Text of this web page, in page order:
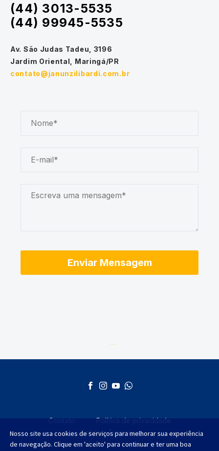
(44) 3013-5535
(44) 99945-5535
Av. São Judas Tadeu, 3196
Jardim Oriental, Maringá/PR
contato@janunzilibardi.com.br
Contato
Política de privacidade
Sobre a Empresa
Nosso site usa cookies de serviços para melhorar sua experiência
de navegação. Clique em 'aceito' para continuar e ter uma boa